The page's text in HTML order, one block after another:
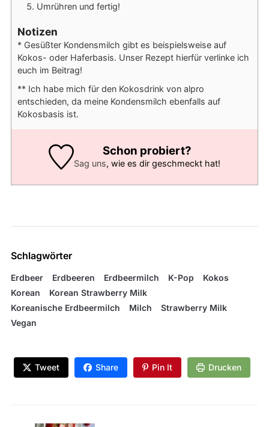
Umrühren und fertig!
Notizen
* Gesüßter Kondensmilch gibt es beispielsweise auf
Kokos- oder Haferbasis. Unser Rezept hierfür verlinke ich
euch im Beitrag!
** Ich habe mich für den Kokosdrink von alpro
entschieden, da meine Kondensmilch ebenfalls auf
Kokosbasis ist.
Schon probiert?
Sag uns, wie es dir geschmeckt hat!
Schlagwörter
Erdbeer Erdbeeren Erdbeermilch K-Pop
Kokos
Korean
Korean Strawberry Milk
Koreanische Erdbeermilch
Milch
Strawberry Milk
Vegan
Tweet Share Pin It Drucken